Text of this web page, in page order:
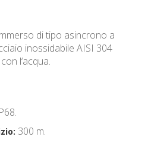
di tipo asincrono a
inossidabile AISI 304
l‘acqua.
300 m.